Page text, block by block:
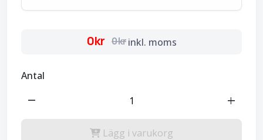
0kr 0kr inkl. moms
Antal
remove add
Lägg i varukorg